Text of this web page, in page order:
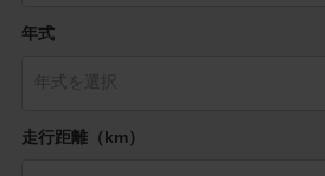
年式
走行距離（km）